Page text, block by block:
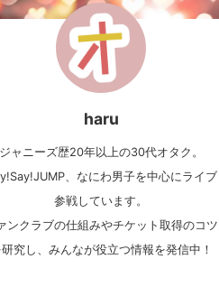
haru
ジャニーズ歴20年以上の30代オタク。
、なにわ男子を中心にライブ
参戦しています。
ンクラブの仕組みやチケット取得のコツ
研究し、みんなが役立つ情報を発信中！